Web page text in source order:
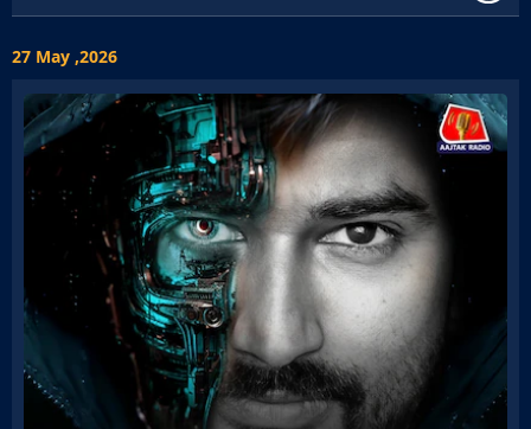
27 May ,2026